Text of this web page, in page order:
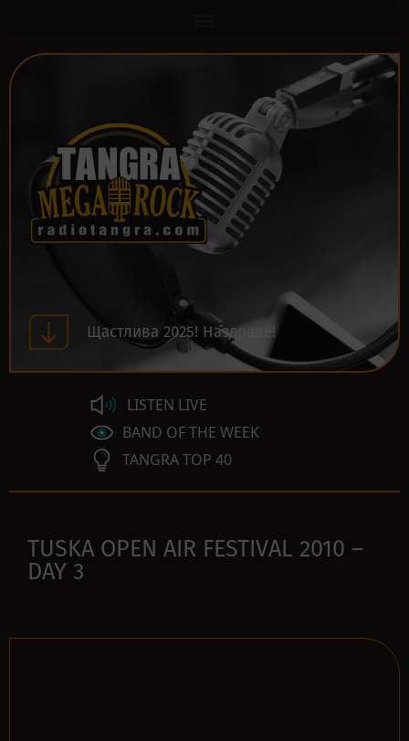
Щастлива 2025! Наздраве!
LISTEN LIVE
BAND OF THE WEEK
TANGRA TOP 40
TUSKA OPEN AIR FESTIVAL 2010 –
DAY 3